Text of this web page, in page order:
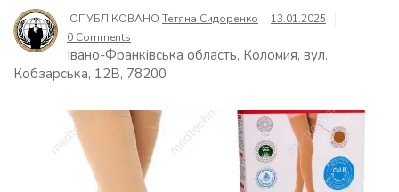
ОПУБЛІКОВАНО Тетяна Сидоренко
13.01.2025
0 Comments
Івано-Франківська область, Коломия, вул.
Кобзарська, 12В, 78200